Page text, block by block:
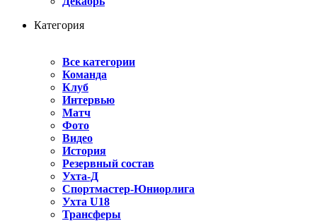
Категория
Все категории
Команда
Клуб
Интервью
Матч
Фото
Видео
История
Резервный состав
Ухта-Д
Спортмастер-Юниорлига
Ухта U18
Трансферы